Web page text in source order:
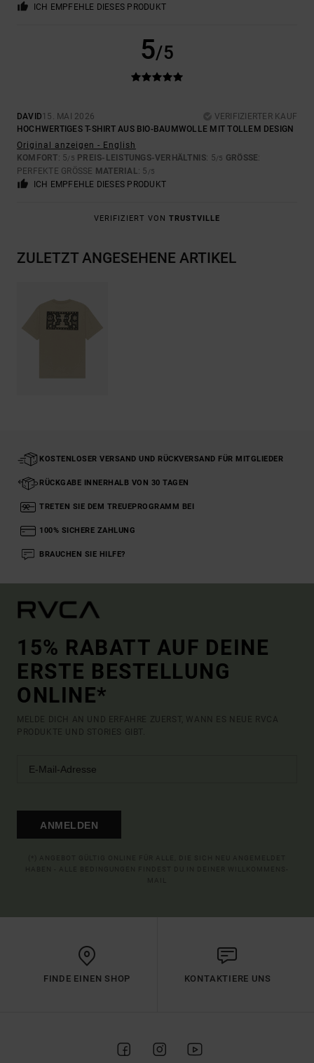
ICH EMPFEHLE DIESES PRODUKT
5/5
DAVID15. MAI 2026
VERIFIZIERTER KAUF
HOCHWERTIGES T-SHIRT AUS BIO-BAUMWOLLE MIT TOLLEM DESIGN
Original anzeigen - English
KOMFORT: 5/5 PREIS-LEISTUNGS-VERHÄLTNIS: 5/5 GRÖSSE :
PERFEKTE GRÖSSE MATERIAL: 5 /5
ICH EMPFEHLE DIESES PRODUKT
VERIFIZIERT VON TRUSTVILLE
ZULETZT ANGESEHENE ARTIKEL
KOSTENLOSER VERSAND UND RÜCKVERSAND FÜR MITGLIEDER
RÜCKGABE INNERHALB VON 30 TAGEN
TRETEN SIE DEM TREUEPROGRAMM BEI
100% SICHERE ZAHLUNG
BRAUCHEN SIE HILFE?
15% RABATT AUF DEINE
ERSTE BESTELLUNG
ONLINE*
MELDE DICH AN UND ERFAHRE ZUERST, WANN ES NEUE RVCA
PRODUKTE UND STORIES GIBT.
ANMELDEN
FINDE EINEN SHOP KONTAKTIERE UNS